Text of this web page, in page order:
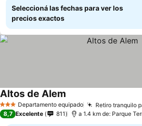
Seleccioná las fechas para ver los
precios exactos
3 EstrellasDepartamento equipado Retiro tranquilo
Altos de Alem
8,7 Excelente 811 a 1.4 km de: Parque